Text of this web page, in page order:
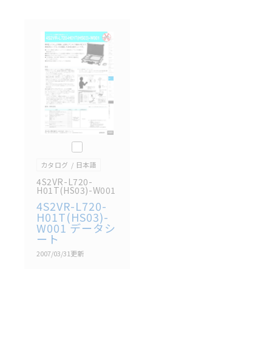
ている可能性がありますがご容赦ください。
記載されているサービス内容や連絡先等は作成当時の
ものであり、変更・改定させていただいている可能性
があります。改めて当サイトの掲載内容をご確認のう
え、ご用命下さいますようお願いいたします。
このカタログを選択
カタログ 日本語
4S2VR-L720-
H01T(HS03)-W001
4S2VR-L720-
H01T(HS03)-
W001 データシ
ート
2007/03/31更新